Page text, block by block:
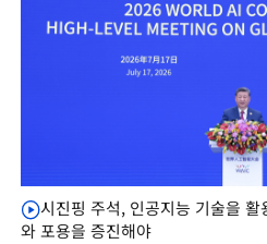
시진핑 주석, 인공지능 기술을
와 포용을 증진해야